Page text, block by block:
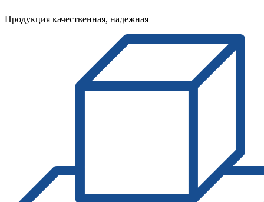
Продукция качественная, надежная